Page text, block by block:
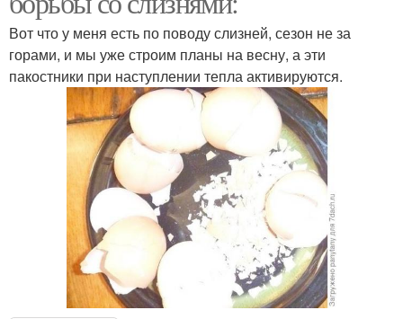
Вот что у меня есть по поводу слизней, сезон не за
горами, и мы уже строим планы на весну, а эти
пакостники при наступлении тепла активируются.